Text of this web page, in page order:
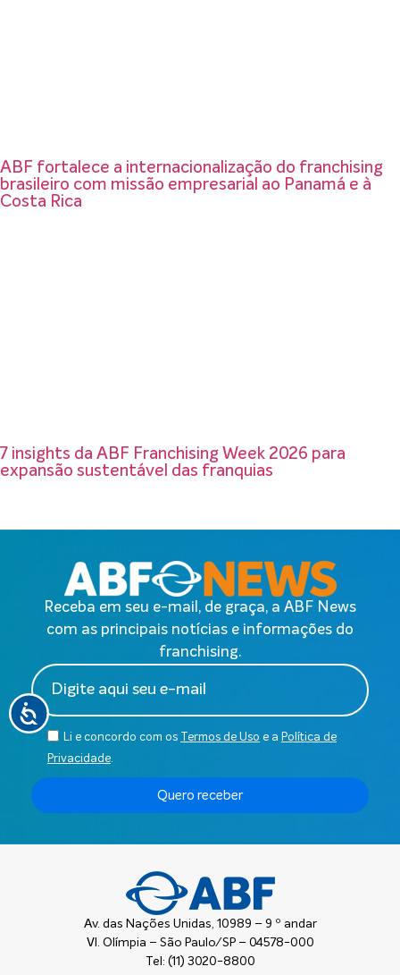
ABF fortalece a internacionalização do franchising
brasileiro com missão empresarial ao Panamá e à
Costa Rica
7 insights da ABF Franchising Week 2026 para
expansão sustentável das franquias
Receba em seu e-mail, de graça, a ABF News
com as principais notícias e informações do
franchising.
Li e concordo com os Termos de Uso e a Política de
Privacidade.
Quero receber
Av. das Nações Unidas, 10989 – 9 º andar
Vl. Olímpia – São Paulo/SP – 04578-000
Tel: (11) 3020-8800